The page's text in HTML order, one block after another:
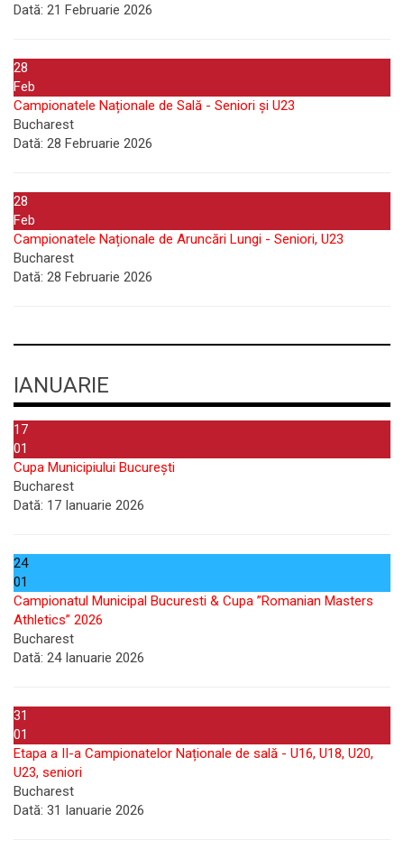
Dată: 21 Februarie 2026
28
Feb
Campionatele Naționale de Sală - Seniori și U23
Bucharest
Dată: 28 Februarie 2026
28
Feb
Campionatele Naționale de Aruncări Lungi - Seniori, U23
Bucharest
Dată: 28 Februarie 2026
IANUARIE
17
01
Cupa Municipiului București
Bucharest
Dată: 17 Ianuarie 2026
24
01
Campionatul Municipal Bucuresti & Cupa ”Romanian Masters
Athletics” 2026
Bucharest
Dată: 24 Ianuarie 2026
31
01
Etapa a II-a Campionatelor Naționale de sală - U16, U18, U20,
U23, seniori
Bucharest
Dată: 31 Ianuarie 2026